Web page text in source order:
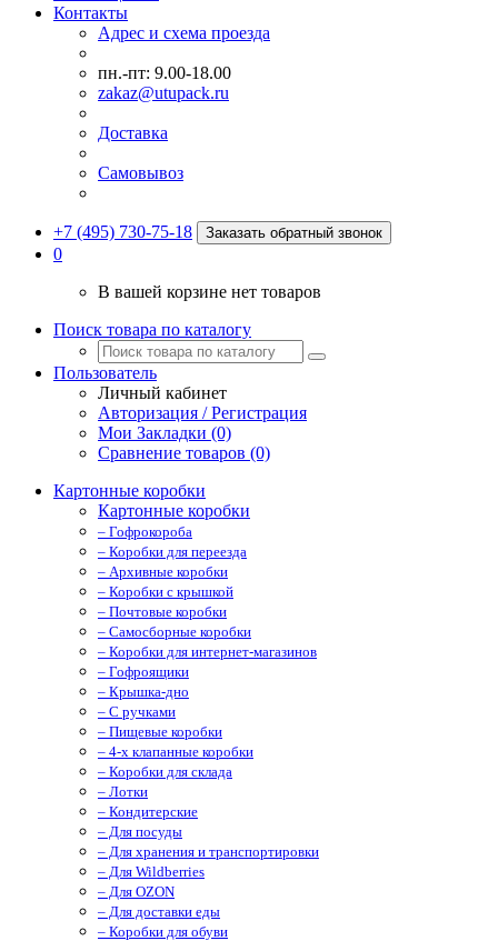
Контакты
Адрес и схема проезда
пн.-пт: 9.00-18.00
zakaz@utupack.ru
Доставка
Самовывоз
+7 (495) 730-75-18 Заказать обратный звонок
0
В вашей корзине нет товаров
Поиск товара по каталогу
Пользователь
Личный кабинет
Авторизация / Регистрация
Мои Закладки (0)
Сравнение товаров (0)
Картонные коробки
Картонные коробки
– Гофрокороба
– Коробки для переезда
– Архивные коробки
– Коробки с крышкой
– Почтовые коробки
– Самосборные коробки
– Коробки для интернет-магазинов
– Гофроящики
– Крышка-дно
– С ручками
– Пищевые коробки
– 4-х клапанные коробки
– Коробки для склада
– Лотки
– Кондитерские
– Для посуды
– Для хранения и транспортировки
– Для Wildberries
– Для OZON
– Для доставки еды
– Коробки для обуви